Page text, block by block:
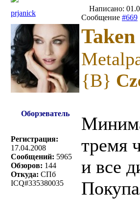
prjanick
Написано:
Сообщение #669
Оборзеватель
Регистрация:
17.04.2008
Сообщений: 5965
Обзоров: 144
Откуда: СПб
ICQ#335380035
{B}
тремя
и все